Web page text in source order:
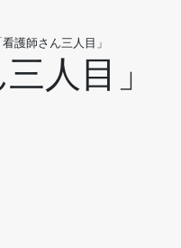
看護師さん三人目」
人目」